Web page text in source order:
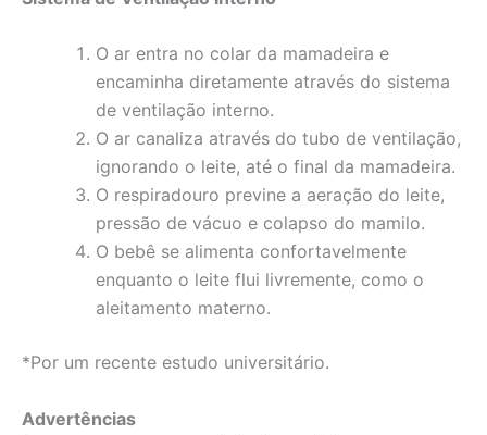
O ar entra no colar da mamadeira e
encaminha diretamente através do sistema
de ventilação interno.
O ar canaliza através do tubo de ventilação,
ignorando o leite, até o final da mamadeira.
O respiradouro previne a aeração do leite,
pressão de vácuo e colapso do mamilo.
O bebê se alimenta confortavelmente
enquanto o leite flui livremente, como o
aleitamento materno.
*Por um recente estudo universitário.
Advertências